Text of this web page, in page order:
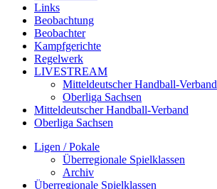
Links
Beobachtung
Beobachter
Kampfgerichte
Regelwerk
LIVESTREAM
Mitteldeutscher Handball-Verband
Oberliga Sachsen
Mitteldeutscher Handball-Verband
Oberliga Sachsen
Ligen / Pokale
Überregionale Spielklassen
Archiv
Überregionale Spielklassen